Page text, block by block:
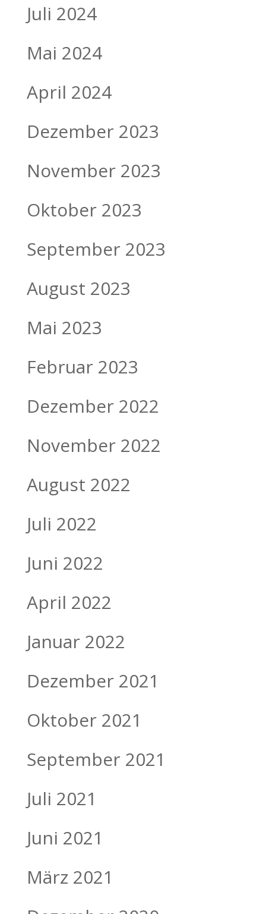
Juli 2024
Mai 2024
April 2024
Dezember 2023
November 2023
Oktober 2023
September 2023
August 2023
Mai 2023
Februar 2023
Dezember 2022
November 2022
August 2022
Juli 2022
Juni 2022
April 2022
Januar 2022
Dezember 2021
Oktober 2021
September 2021
Juli 2021
Juni 2021
März 2021